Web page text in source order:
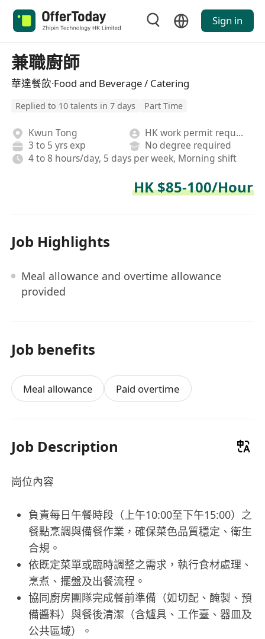
Sign in
兼職廚師
華達餐飲·Food and Beverage / Catering
Replied to 10 talents in 7 days Part Time
Kwun Tong
HK work permit required
3 to 5 yrs exp
No degree required
4 to 8 hours/day, 5 days per week, Morning shift
HK $85-100/Hour
Job Highlights
Meal allowance and overtime allowance
provided
Job benefits
Meal allowance Paid overtime
Job Description
崗位內容
負責每日午餐時段（上午10:00至下午15:00）之
餐點烹調與備餐作業，確保菜色品質穩定、衛生
合規。
依既定菜單或臨時調整之需求，執行食材處理、
烹煮、擺盤及出餐流程。
協同廚房團隊完成餐前準備（如切配、醃製、預
備醬料）與餐後清潔（含爐具、工作臺、器皿及
公共區域）。